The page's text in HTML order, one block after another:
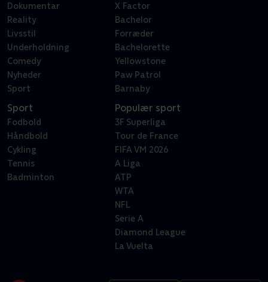
Dokumentar
Reality
Livsstil
Underholdning
Comedy
Nyheder
Sport
X Factor
Bachelor
Forræder
Bachelorette
Yellowstone
Paw Patrol
Barnaby
Sport
Fodbold
Håndbold
Cykling
Tennis
Badminton
Populær sport
3F Superliga
Tour de France
FIFA VM 2026
A Liga
ATP
WTA
NFL
Serie A
Diamond League
La Vuelta